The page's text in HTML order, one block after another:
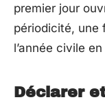
premier jour
périodicité, une
l’année civile
Déclarer